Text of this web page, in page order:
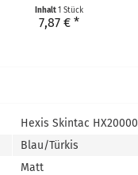
Inhalt1 Stück
7,87 € *
Hexis Skintac HX20000
Blau/Türkis
Matt